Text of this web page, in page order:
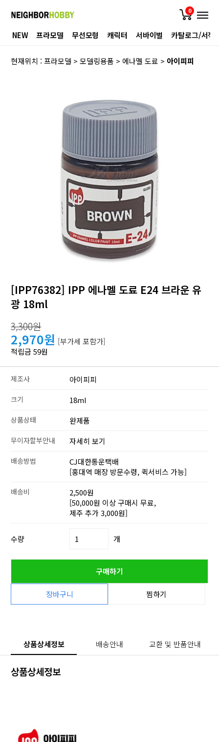
0
NEW 프라모델 무선모형 캐릭터 서바이벌 카탈로그/서적
현재위치 :프라모델 >모델링용품 > 에나멜 도료 > 아이피피
[IPP76382] IPP 에나멜 도료 E24 브라운 유
광 18ml
3,300원
2,970원 [부가세 포함가]
적립금 59원
제조사 아이피피
크기 18ml
상품상태 완제품
무이자할부안내 자세히 보기
배송방법
CJ대한통운택배
[홍대역 매장 방문수령, 퀵서비스 가능]
배송비
2,500원
[50,000원 이상 구매시 무료,
제주 추가 3,000원]
수량 개
구매하기
장바구니 찜하기
상품상세정보 배송안내 교환 및 반품안내
상품상세정보